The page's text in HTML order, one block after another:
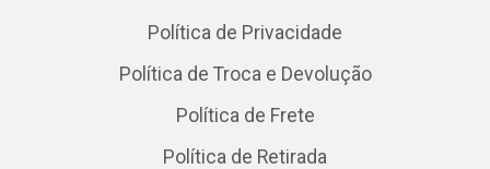
Política de Privacidade
Política de Troca e Devolução
Política de Frete
Política de Retirada